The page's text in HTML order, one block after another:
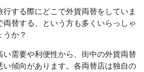
する際にどこで外貨両替をしていま
替する、という方も多くいらっしゃ
うか？
い需要や利便性から、街中の外貨両替
い傾向があります。各両替店は独自の